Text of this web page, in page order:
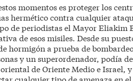
momentos es proteger los
hermético contra cualquier
de periodistas el Mayor Eliakim
de esos misiles. Desde su
hormigón a prueba de
y un superordenador, podía
de Oriente Medio e Israel,
cualquier tipo de amenaza en